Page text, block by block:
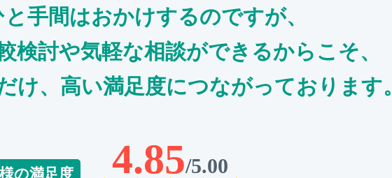
手間はおかけするのですが、
検討や気軽な相談ができるからこそ、
け、高い満足度につながっております。
の満足度 4.85/5.00